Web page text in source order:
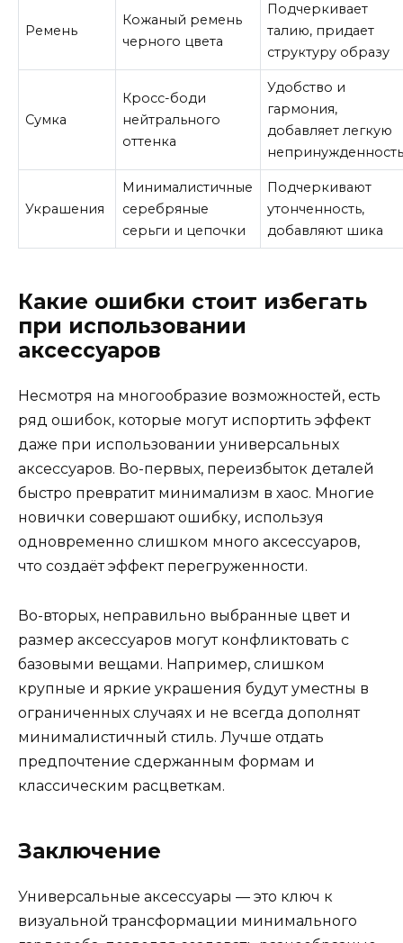
Ремень
Кожаный ремень
черного цвета
Подчеркивает
талию, придает
структуру образу
Сумка
Кросс-боди
нейтрального
оттенка
Удобство и
гармония,
добавляет легкую
Украшения
Минималистичные
серебряные
серьги и цепочки
Подчеркивают
утонченность,
добавляют шика
Какие ошибки стоит избегать
при использовании
аксессуаров
Несмотря на многообразие возможностей, есть
ряд ошибок, которые могут испортить эффект
даже при использовании универсальных
аксессуаров. Во-первых, переизбыток деталей
быстро превратит минимализм в хаос. Многие
новички совершают ошибку, используя
одновременно слишком много аксессуаров,
что создаёт эффект перегруженности.
Во-вторых, неправильно выбранные цвет и
размер аксессуаров могут конфликтовать с
базовыми вещами. Например, слишком
крупные и яркие украшения будут уместны в
ограниченных случаях и не всегда дополнят
минималистичный стиль. Лучше отдать
предпочтение сдержанным формам и
классическим расцветкам.
Заключение
Универсальные аксессуары — это ключ к
визуальной трансформации минимального